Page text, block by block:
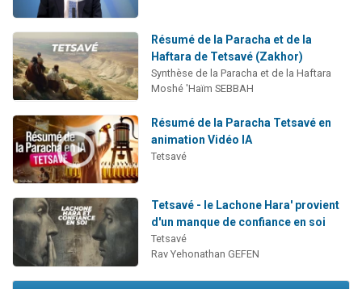
Résumé de la Paracha et de la
Haftara de Tetsavé (Zakhor)
Synthèse de la Paracha et de la Haftara
Moshé 'Haïm SEBBAH
Résumé de la Paracha Tetsavé en
animation Vidéo IA
Tetsavé
Tetsavé - le Lachone Hara' provient
d'un manque de confiance en soi
Tetsavé
Rav Yehonathan GEFEN